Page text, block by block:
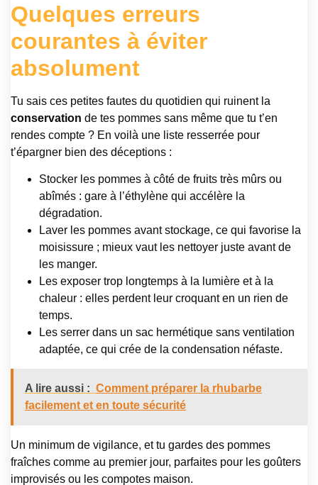
Quelques erreurs
courantes à éviter
absolument
Tu sais ces petites fautes du quotidien qui ruinent la
conservation de tes pommes sans même que tu t’en
rendes compte ? En voilà une liste resserrée pour
t’épargner bien des déceptions :
Stocker les pommes à côté de fruits très mûrs ou
abîmés : gare à l’éthylène qui accélère la
dégradation.
Laver les pommes avant stockage, ce qui favorise la
moisissure ; mieux vaut les nettoyer juste avant de
les manger.
Les exposer trop longtemps à la lumière et à la
chaleur : elles perdent leur croquant en un rien de
temps.
Les serrer dans un sac hermétique sans ventilation
adaptée, ce qui crée de la condensation néfaste.
A lire aussi : Comment préparer la rhubarbe
facilement et en toute sécurité
Un minimum de vigilance, et tu gardes des pommes
fraîches comme au premier jour, parfaites pour les goûters
improvisés ou les compotes maison.